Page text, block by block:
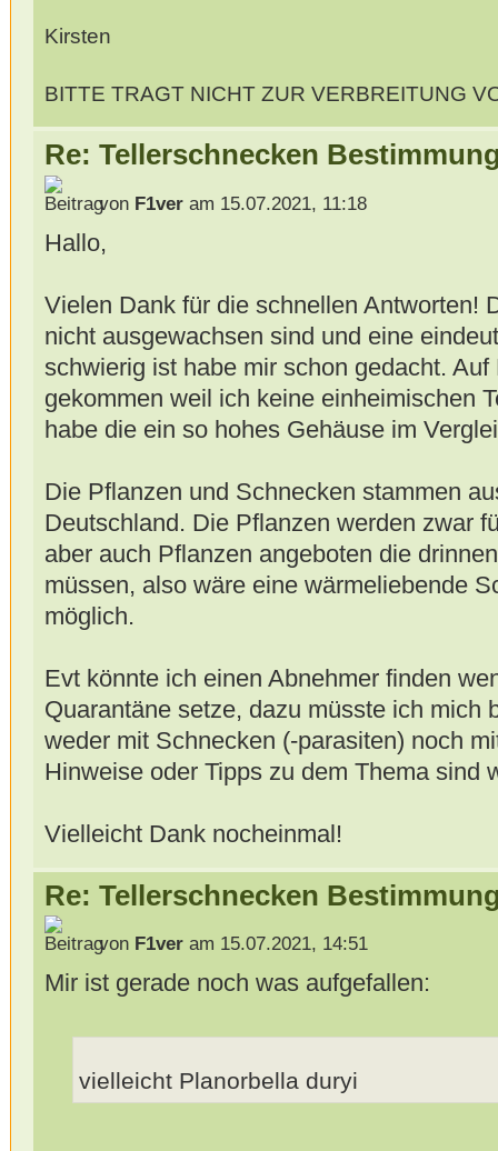
Kirsten
BITTE TRAGT NICHT ZUR VERBREITUNG
Re: Tellerschnecken
von F1veram 15.07.2021, 11:18
Hallo,
Vielen Dank für die schnellen Antworten!
nicht ausgewachsen sind und eine
schwierig ist habe mir schon gedacht.
gekommen weil ich keine einheimischen
habe die ein so hohes Gehäuse im
Die Pflanzen und Schnecken stammen
Deutschland. Die Pflanzen werden zwar
aber auch Pflanzen angeboten die
müssen, also wäre eine wärmeliebende
möglich.
Evt könnte ich einen Abnehmer finden
Quarantäne setze, dazu müsste ich mich
weder mit Schnecken (-parasiten) noch
Hinweise oder Tipps zu dem Thema sind
Vielleicht Dank nocheinmal!
Re: Tellerschnecken
von F1veram 15.07.2021, 14:51
Mir ist gerade noch was aufgefallen:
vielleicht Planorbella duryi